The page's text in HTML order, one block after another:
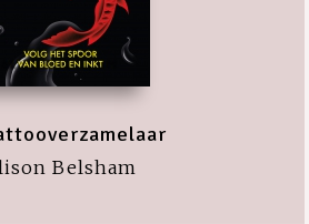
Belsham